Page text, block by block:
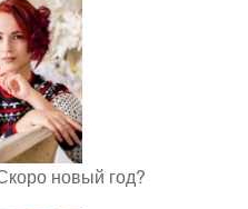
новый год?